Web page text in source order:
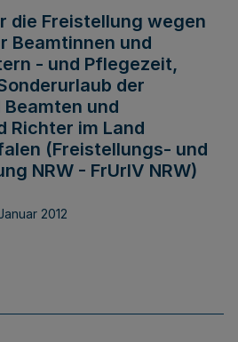
die Freistellung wegen
Beamtinnen und
- und Pflegezeit,
der
und
Richter im Land
(Freistellungs- und
NRW - FrUrlV NRW)
2012